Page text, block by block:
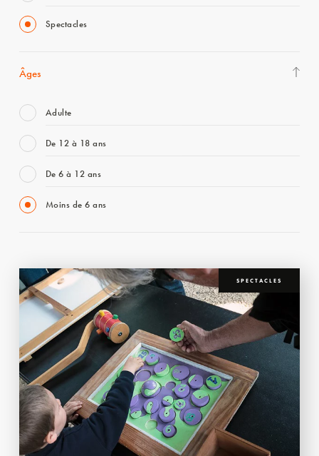
Spectacles
Âges
Adulte
De 12 à 18 ans
De 6 à 12 ans
Moins de 6 ans
SPECTACLES